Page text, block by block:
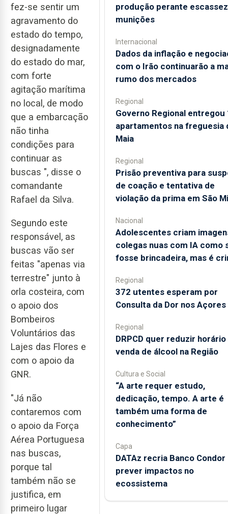
fez-se sentir um
agravamento do
estado do tempo,
designadamente
do estado do mar,
com forte
agitação marítima
no local, de modo
que a embarcação
não tinha
condições para
continuar as
buscas ", disse o
comandante
Rafael da Silva.
Segundo este
responsável, as
buscas vão ser
feitas "apenas via
terrestre" junto à
orla costeira, com
o apoio dos
Bombeiros
Voluntários das
Lajes das Flores e
com o apoio da
GNR.
"Já não
contaremos com
o apoio da Força
Aérea Portuguesa
nas buscas,
porque tal
também não se
justifica, em
primeiro lugar
produção perante
munições
Internacional
Dados da inflação e
com o Irão continuarão a
rumo dos mercados
Regional
Governo Regional entregou
apartamentos na freguesia
Maia
Regional
Prisão preventiva para
de coação e tentativa de
violação da prima em São
Nacional
Adolescentes criam
colegas nuas com IA como
fosse brincadeira, mas é
Regional
372 utentes esperam por
Consulta da Dor nos Açores
Regional
DRPCD quer reduzir horário
venda de álcool na Região
Cultura e Social
“A arte requer estudo,
dedicação, tempo. A arte é
também uma forma de
conhecimento”
Capa
DATAz recria Banco Condor
prever impactos no
ecossistema